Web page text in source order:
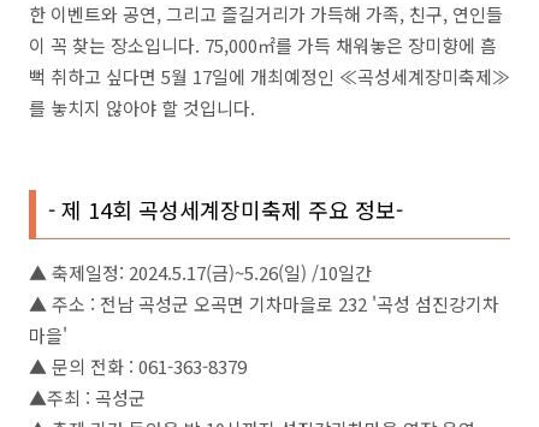
한 이벤트와 공연, 그리고 즐길거리가 가득해 가족, 친구, 연인들
이 꼭 찾는 장소입니다. 75,000㎡를 가득 채워놓은 장미향에 흠
뻑 취하고 싶다면 5월 17일에 개최예정인 ≪곡성세계장미축제≫
를 놓치지 않아야 할 것입니다.
- 제 14회 곡성세계장미축제 주요 정보-
▲ 축제일정: 2024.5.17(금)~5.26(일) /10일간
▲ 주소 : 전남 곡성군 오곡면 기차마을로 232 '곡성 섬진강기차
마을'
▲ 문의 전화 : 061-363-8379
▲주최 : 곡성군